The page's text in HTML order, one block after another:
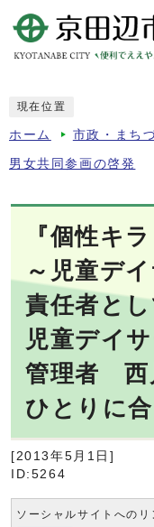
現在位置
ホーム 市政・まち
男女共同参画の啓発
『個性キ
～児童デ
責任者と
児童デイ
管理者 西
ひとりに
[2013年5月1日]
ID:5264
ソーシャルサイトへの